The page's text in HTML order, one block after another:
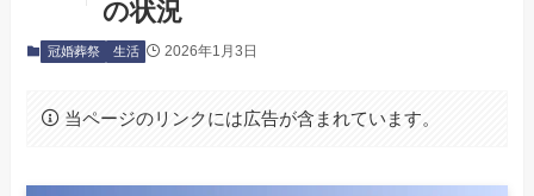
の状況
冠婚葬祭 生活 2026年1月3日
当ページのリンクには広告が含まれています。